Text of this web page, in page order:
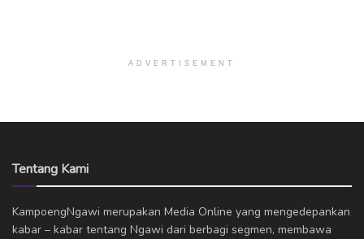
ADVERTISEMENT
Tentang Kami
KampoengNgawi merupakan Media Online yang mengedepankan
kabar – kabar tentang Ngawi dari berbagi segmen, membawa